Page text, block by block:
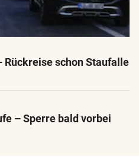
Rückreise schon Staufalle
– Sperre bald vorbei